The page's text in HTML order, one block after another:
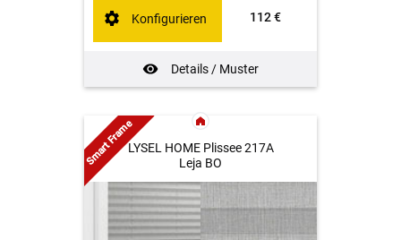
112 €
Details / Muster
Konfigurieren
LYSEL HOME Plissee 217A
Leja BO
Smart Frame